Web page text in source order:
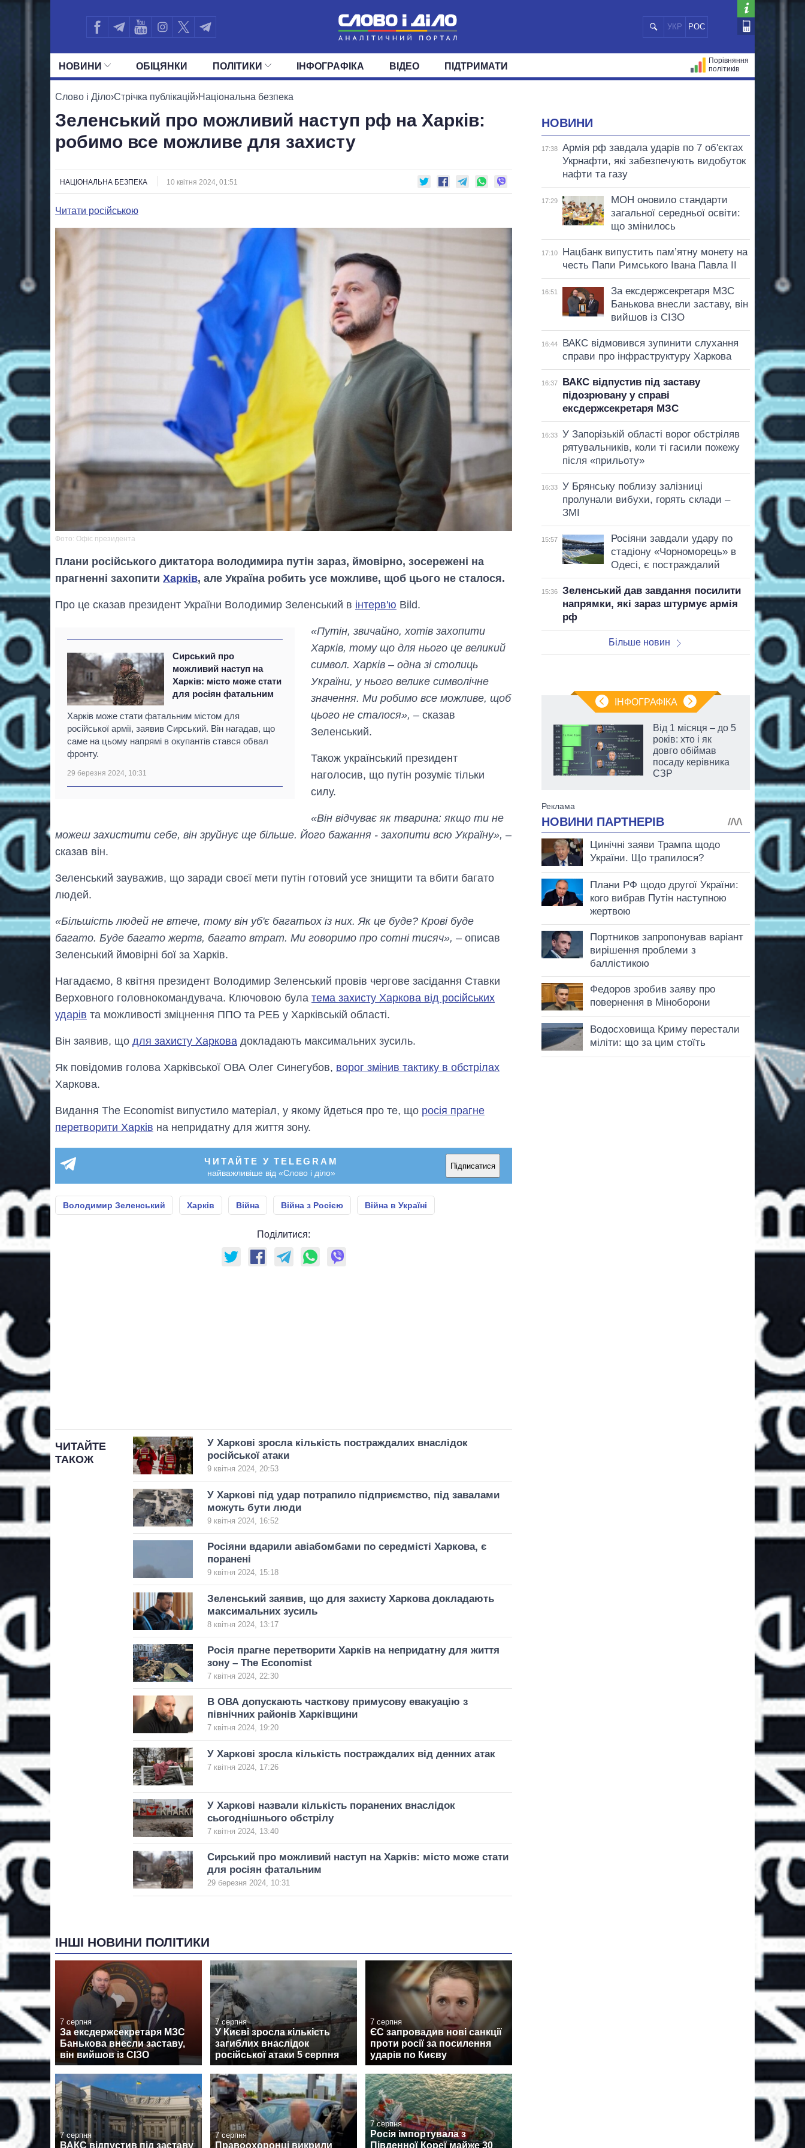
УКР РОС
НОВИНИ
СТРІЧКА
ПОЛІТИКА ЕКОНОМІКА СУСПІЛЬСТВО СВІТ
ОБIЦЯНКИ ПОЛIТИКИ
УСІ ПОЛІТИКИ ПРЕЗИДЕНТ І ОФІС ВЕРХОВНА РАДА
ДЕПУТАТИ КОМІТЕТИ ФРАКЦІЇ ОКРУГИ
ІНФОГРАФІКА ВІДЕО ПІДТРИМАТИ
Порівняння
політиків
Слово і Діло›Стрічка публікацій›Національна безпека
Зеленський про можливий наступ рф на Харків:
робимо все можливе для захисту
НАЦІОНАЛЬНА БЕЗПЕКА 10 квітня 2024, 01:51
Читати російською
Фото: Офіс президента
Плани російського диктатора володимира путін зараз, ймовірно, зосережені на
прагненні захопити Харків, але Україна робить усе можливе, щоб цього не сталося.
Про це сказав президент України Володимир Зеленський в інтерв'ю Bild.
Сирський про
можливий наступ на
Харків: місто може стати
для росіян фатальним
Харків може стати фатальним містом для
російської армії, заявив Сирський. Він нагадав, що
саме на цьому напрямі в окупантів стався обвал
фронту.
29 березня 2024, 10:31
«Путін, звичайно, хотів захопити
Харків, тому що для нього це великий
символ. Харків – одна зі столиць
України, у нього велике символічне
значення. Ми робимо все можливе, щоб
цього не сталося», – сказав
Зеленський.
Також український президент
наголосив, що путін розуміє тільки
силу.
«Він відчуває як тварина: якщо ти не
можеш захистити себе, він зруйнує ще більше. Його бажання - захопити всю Україну», –
сказав він.
Зеленський зауважив, що заради своєї мети путін готовий усе знищити та вбити багато
людей.
«Більшість людей не втече, тому він уб'є багатьох із них. Як це буде? Крові буде
багато. Буде багато жертв, багато втрат. Ми говоримо про сотні тисяч», – описав
Зеленський ймовірні бої за Харків.
Нагадаємо, 8 квітня президент Володимир Зеленський провів чергове засідання Ставки
Верховного головнокомандувача. Ключовою була тема захисту Харкова від російських
ударів та можливості зміцнення ППО та РЕБ у Харківській області.
Він заявив, що для захисту Харкова докладають максимальних зусиль.
Як повідомив голова Харківської ОВА Олег Синегубов, ворог змінив тактику в обстрілах
Харкова.
Видання The Economist випустило матеріал, у якому йдеться про те, що росія прагне
перетворити Харків на непридатну для життя зону.
ЧИТАЙТЕ У TELEGRAM
найважливіше від «Слово і діло»
Підписатися
Володимир Зеленський Харків Війна Війна з Росією Війна в Україні
Поділитися:
ЧИТАЙТЕ
ТАКОЖ
У Харкові зросла кількість постраждалих внаслідок
російської атаки
9 квітня 2024, 20:53
У Харкові під удар потрапило підприємство, під завалами
можуть бути люди
9 квітня 2024, 16:52
Росіяни вдарили авіабомбами по середмісті Харкова, є
поранені
9 квітня 2024, 15:18
Зеленський заявив, що для захисту Харкова докладають
максимальних зусиль
8 квітня 2024, 13:17
Росія прагне перетворити Харків на непридатну для життя
зону – The Economist
7 квітня 2024, 22:30
В ОВА допускають часткову примусову евакуацію з
північних районів Харківщини
7 квітня 2024, 19:20
У Харкові зросла кількість постраждалих від денних атак
7 квітня 2024, 17:26
У Харкові назвали кількість поранених внаслідок
сьогоднішнього обстрілу
7 квітня 2024, 13:40
Сирський про можливий наступ на Харків: місто може стати
для росіян фатальним
29 березня 2024, 10:31
ІНШІ НОВИНИ ПОЛІТИКИ
7 серпня
За ексдержсекретаря МЗС
Банькова внесли заставу,
він вийшов із СІЗО
7 серпня
У Києві зросла кількість
загиблих внаслідок
російської атаки 5 серпня
7 серпня
ЄС запровадив нові санкції
проти росії за посилення
ударів по Києву
7 серпня
ВАКС відпустив під заставу
7 серпня
Правоохоронці викрили
7 серпня
Росія імпортувала з
Південної Кореї майже 30
НОВИНИ
17:38
Армія рф завдала ударів по 7 об'єктах
Укрнафти, які забезпечують видобуток
нафти та газу
17:29
МОН оновило стандарти
загальної середньої освіти:
що змінилось
17:10
Нацбанк випустить пам’ятну монету на
честь Папи Римського Івана Павла II
16:51
За ексдержсекретаря МЗС
Банькова внесли заставу, він
вийшов із СІЗО
16:44
ВАКС відмовився зупинити слухання
справи про інфраструктуру Харкова
16:37
ВАКС відпустив під заставу
підозрювану у справі
ексдержсекретаря МЗС
16:33
У Запорізькій області ворог обстріляв
рятувальників, коли ті гасили пожежу
після «прильоту»
16:33
У Брянську поблизу залізниці
пролунали вибухи, горять склади –
ЗМІ
15:57
Росіяни завдали удару по
стадіону «Чорноморець» в
Одесі, є постраждалий
15:36
Зеленський дав завдання посилити
напрямки, які зараз штурмує армія
рф
Більше новин
ІНФОГРАФІКА
великої війни
Від 1 місяця – до 5
років: хто і як
довго обіймав
посаду керівника
СЗР